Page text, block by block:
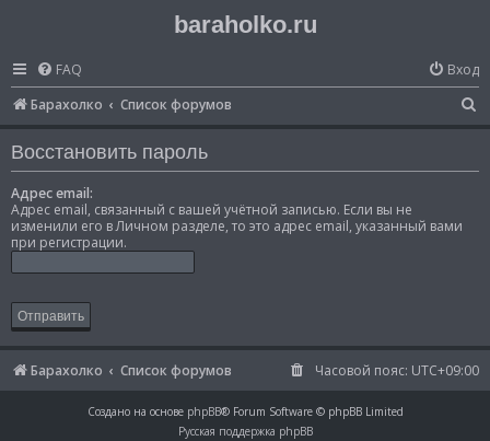
baraholko.ru
FAQ
Вход
Барахолко
Список форумов
о
Восстановить пароль
Адрес email:
Адрес email, связанный с вашей учётной записью. Если вы не
изменили его в Личном разделе, то это адрес email, указанный вами
при регистрации.
Барахолко Список форумов Часовой пояс: UTC+09:00
Создано на основе phpBB® Forum Software © phpBB Limited
Русская поддержка phpBB